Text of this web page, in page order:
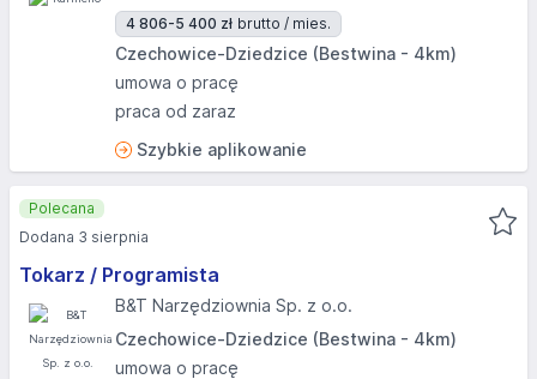
4 806-5 400 zł brutto / mies.
Czechowice-Dziedzice (Bestwina - 4km)
umowa o pracę
praca od zaraz
Szybkie aplikowanie
Tokarz / Programista
B&T Narzędziownia Sp. z o.o.
Czechowice-Dziedzice (Bestwina - 4km)
umowa o pracę
Polecana
Dodana 3 sierpnia